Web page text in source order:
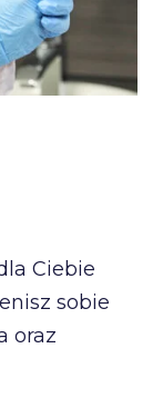
Ciebie
sobie
oraz